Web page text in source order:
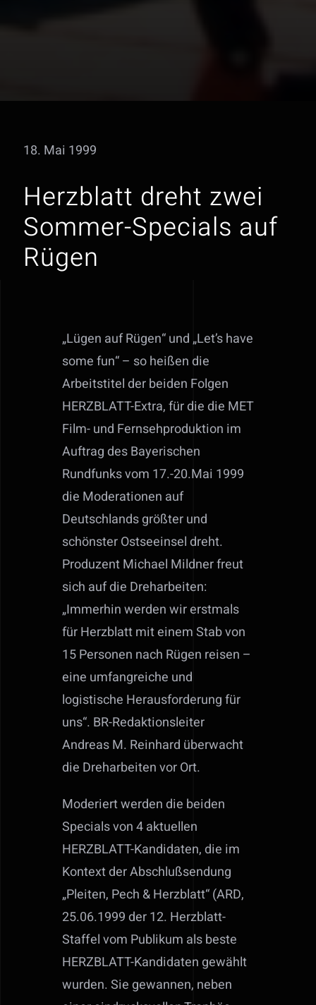
18. Mai 1999
Herzblatt dreht zwei
Sommer-Specials auf
Rügen
„Lügen auf Rügen“ und „Let’s have
some fun“ – so heißen die
Arbeitstitel der beiden Folgen
HERZBLATT-Extra, für die die MET
Film- und Fernsehproduktion im
Auftrag des Bayerischen
Rundfunks vom 17.-20.Mai 1999
die Moderationen auf
Deutschlands größter und
schönster Ostseeinsel dreht.
Produzent Michael Mildner freut
sich auf die Dreharbeiten:
„Immerhin werden wir erstmals
für Herzblatt mit einem Stab von
15 Personen nach Rügen reisen –
eine umfangreiche und
logistische Herausforderung für
uns“. BR-Redaktionsleiter
Andreas M. Reinhard überwacht
die Dreharbeiten vor Ort.
Moderiert werden die beiden
Specials von 4 aktuellen
HERZBLATT-Kandidaten, die im
Kontext der Abschlußsendung
„Pleiten, Pech & Herzblatt“ (ARD,
25.06.1999 der 12. Herzblatt-
Staffel vom Publikum als beste
HERZBLATT-Kandidaten gewählt
wurden. Sie gewannen, neben